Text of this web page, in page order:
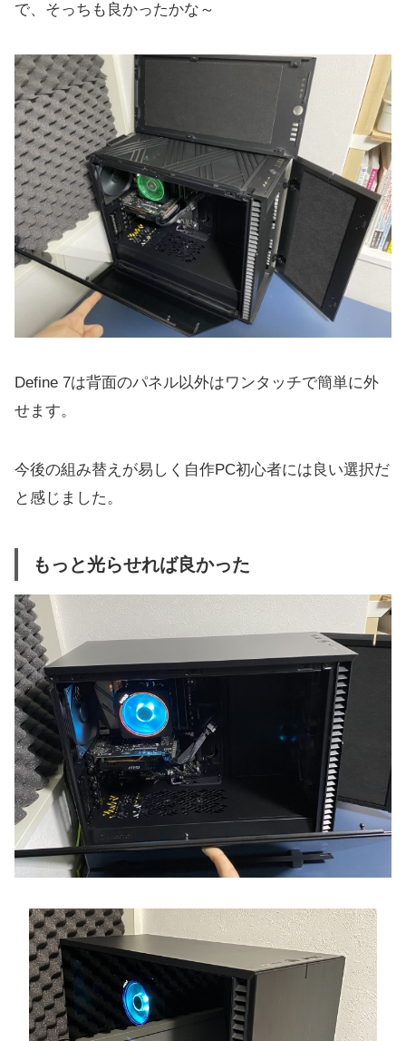
で、そっちも良かったかな～
Define 7は背面のパネル以外はワンタッチで簡単に外
せます。
今後の組み替えが易しく自作PC初心者には良い選択だ
と感じました。
もっと光らせれば良かった